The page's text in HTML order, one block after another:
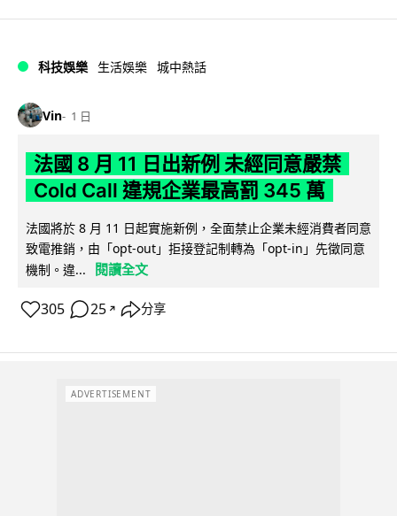
科技娛樂 生活娛樂 城中熱話
Vin 1 日
法國 8 月 11 日出新例 未經同意嚴禁
Cold Call 違規企業最高罰 345 萬
法國將於 8 月 11 日起實施新例，全面禁止企業未經消費者同意
致電推銷，由「opt-out」拒接登記制轉為「opt-in」先徵同意
機制。違...
閱讀全文
305 25 ↗ 分享
ADVERTISEMENT